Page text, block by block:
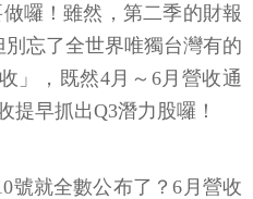
囉！雖然，第二季的財報
忘了全世界唯獨台灣有的
」，既然4月～6月營收通
提早抓出Q3潛力股囉！
號就全數公布了？6月營收